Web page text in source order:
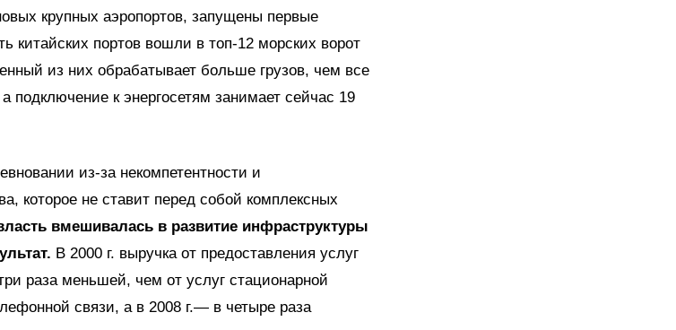
крупных аэропортов, запущены первые
китайских портов вошли в топ-12 морских ворот
из них обрабатывает больше грузов, чем все
подключение к энергосетям занимает сейчас 19
из-за некомпетентности и
которое не ставит перед собой комплексных
вмешивалась в развитие инфраструктуры
В 2000 г. выручка от предоставления услуг
раза меньшей, чем от услуг стационарной
связи, а в 2008 г.— в четыре раза